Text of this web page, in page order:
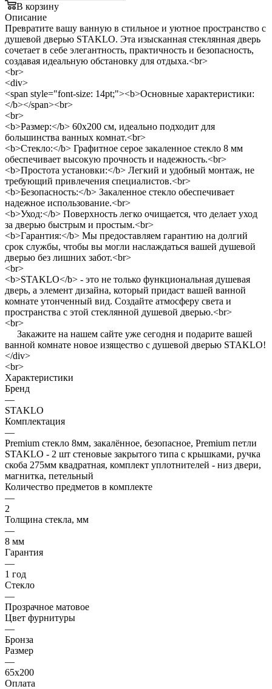
В корзину
Описание
Превратите вашу ванную в стильное и уютное пространство с
душевой дверью STAKLO. Эта изысканная стеклянная дверь
сочетает в себе элегантность, практичность и безопасность,
создавая идеальную обстановку для отдыха.<br>
<br>
<div>
<span style="font-size: 14pt;"><b>Основные характеристики:
</b></span><br>
<br>
<b>Размер:</b> 60x200 см, идеально подходит для
большинства ванных комнат.<br>
<b>Стекло:</b> Графитное серое закаленное стекло 8 мм
обеспечивает высокую прочность и надежность.<br>
<b>Простота установки:</b> Легкий и удобный монтаж, не
требующий привлечения специалистов.<br>
<b>Безопасность:</b> Закаленное стекло обеспечивает
надежное использование.<br>
<b>Уход:</b> Поверхность легко очищается, что делает уход
за дверью быстрым и простым.<br>
<b>Гарантия:</b> Мы предоставляем гарантию на долгий
срок службы, чтобы вы могли наслаждаться вашей душевой
дверью без лишних забот.<br>
<br>
<b>STAKLO</b> - это не только функциональная душевая
дверь, а элемент дизайна, который придаст вашей ванной
комнате утонченный вид. Создайте атмосферу света и
пространства с этой стеклянной душевой дверью.<br>
<br>
Закажите на нашем сайте уже сегодня и подарите вашей
ванной комнате новое изящество с душевой дверью STAKLO!
</div>
<br>
Характеристики
Бренд
—
STAKLO
Комплектация
—
Premium стекло 8мм, закалённое, безопасное, Premium петли
STAKLO - 2 шт стеновые закрытого типа с крышками, ручка
скоба 275мм квадратная, комплект уплотнителей - низ двери,
магнитка, петельный
Количество предметов в комплекте
—
2
Толщина стекла, мм
—
8 мм
Гарантия
—
1 год
Стекло
—
Прозрачное матовое
Цвет фурнитуры
—
Бронза
Размер
—
65x200
Оплата